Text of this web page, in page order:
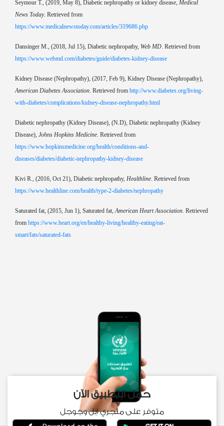
Seymour T., (2019, May 8), Diabetic nephropathy or kidney disease, Medical
News Today. Retrieved from
https://www.medicalnewstoday.com/articles/319686.php
Dansinger M., (2018, Jul 15), Diabetic nephropathy, Web MD . Retrieved from
https://www.webmd.com/diabetes/guide/diabetes-kidney-disease
Kidney Disease (Nephropathy), (2017, Feb 9), Kidney Disease (Nephropathy),
American Diabetes Association . Retrieved from http://www.diabetes.org/living-
with-diabetes/complications/kidney-disease-nephropathy.html
Diabetic nephropathy (Kidney Disease), (N.D), Diabetic nephropathy (Kidney
Disease), Johns Hopkins Medicine . Retrieved from
https://www.hopkinsmedicine.org/health/conditions-and-
diseases/diabetes/diabetic-nephropathy-kidney-disease
Kivi R., (2016, Oct 21), Diabetic nephropathy, Healthline . Retrieved from
https://www.healthline.com/health/type-2-diabetes/nephropathy
Saturated fat, (2015, Jun 1), Saturated fat, American Heart Association . Retrieved
from https://www.heart.org/en/healthy-living/healthy-eating/eat-
smart/fats/saturated-fats
حمل التطبيق الآن
متوفر على متجري ابل وجوجل